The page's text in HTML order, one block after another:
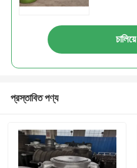
চালিয়ে
প্রস্তাবিত পণ্য